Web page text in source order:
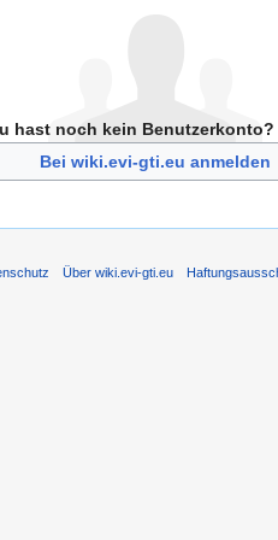
hast noch kein Benutzerkonto?
Bei wiki.evi-gti.eu anmelden
Über wiki.evi-gti.eu